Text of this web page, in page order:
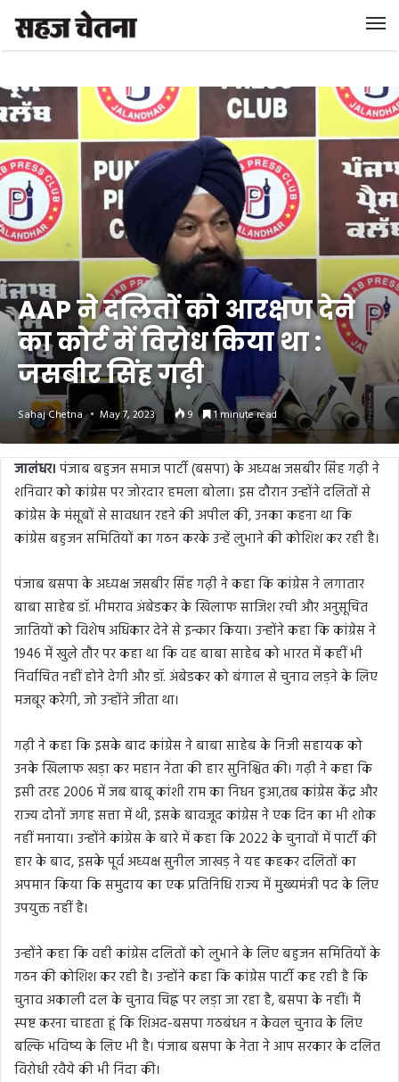
AAP ने दलितों को आरक्षण देने
का कोर्ट में विरोध किया था :
जसबीर सिंह गढ़ी
Sahaj Chetna May 7, 2023 9 1 minute read
जालंधर। पंजाब बहुजन समाज पार्टी (बसपा) के अध्यक्ष जसबीर सिंह गढ़ी ने
शनिवार को कांग्रेस पर जोरदार हमला बोला। इस दौरान उन्होंने दलितों से
कांग्रेस के मंसूबों से सावधान रहने की अपील की, उनका कहना था कि
कांग्रेस बहुजन समितियों का गठन करके उन्हें लुभाने की कोशिश कर रही है।
पंजाब बसपा के अध्यक्ष जसबीर सिंह गढ़ी ने कहा कि कांग्रेस ने लगातार
बाबा साहेब डॉ. भीमराव अंबेडकर के खिलाफ साजिश रची और अनुसूचित
जातियों को विशेष अधिकार देने से इन्कार किया। उन्होंने कहा कि कांग्रेस ने
1946 में खुले तौर पर कहा था कि वह बाबा साहेब को भारत में कहीं भी
निर्वाचित नहीं होने देगी और डॉ. अंबेडकर को बंगाल से चुनाव लड़ने के लिए
मजबूर करेगी, जो उन्होंने जीता था।
गढ़ी ने कहा कि इसके बाद कांग्रेस ने बाबा साहेब के निजी सहायक को
उनके खिलाफ खड़ा कर महान नेता की हार सुनिश्चित की। गढ़ी ने कहा कि
इसी तरह 2006 में जब बाबू कांशी राम का निधन हुआ,तब कांग्रेस केंद्र और
राज्य दोनों जगह सत्ता में थी, इसके बावजूद कांग्रेस ने एक दिन का भी शोक
नहीं मनाया। उन्होंने कांग्रेस के बारे में कहा कि 2022 के चुनावों में पार्टी की
हार के बाद, इसके पूर्व अध्यक्ष सुनील जाखड़ ने यह कहकर दलितों का
अपमान किया कि समुदाय का एक प्रतिनिधि राज्य में मुख्यमंत्री पद के लिए
उपयुक्त नहीं है।
उन्होंने कहा कि वही कांग्रेस दलितों को लुभाने के लिए बहुजन समितियों के
गठन की कोशिश कर रही है। उन्होंने कहा कि कांग्रेस पार्टी कह रही है कि
चुनाव अकाली दल के चुनाव चिह्न पर लड़ा जा रहा है, बसपा के नहीं। मैं
स्पष्ट करना चाहता हूं कि शिअद-बसपा गठबंधन न केवल चुनाव के लिए
बल्कि भविष्य के लिए भी है। पंजाब बसपा के नेता ने आप सरकार के दलित
विरोधी रवैये की भी निंदा की।